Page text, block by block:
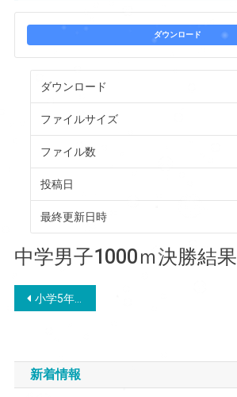
ダウンロード
ダウンロード
ファイルサイズ
ファイル数
投稿日
最終更新日時
中学男子1000ｍ決勝結果
投
ナ
小学5年女子1000ｍ決勝結果
新着情報